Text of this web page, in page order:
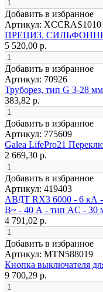
Добавить в избранное
Артикул: XCCRAS1010
ПРЕЦИЗ.
5 520,00 р.
Добавить в избранное
Артикул: 70926
Труборез, тип G 3-28 мм
383,82 р.
Добавить в избранное
Артикул: 775609
Galea LifePro21
2 669,30 р.
Добавить в избранное
Артикул: 419403
АВДТ RX3 6000 - 6 кА -
В~ - 40 А - тип AС - 30
4 791,02 р.
Добавить в избранное
Артикул: MTN588019
Кнопка выключателя
9 700,29 р.